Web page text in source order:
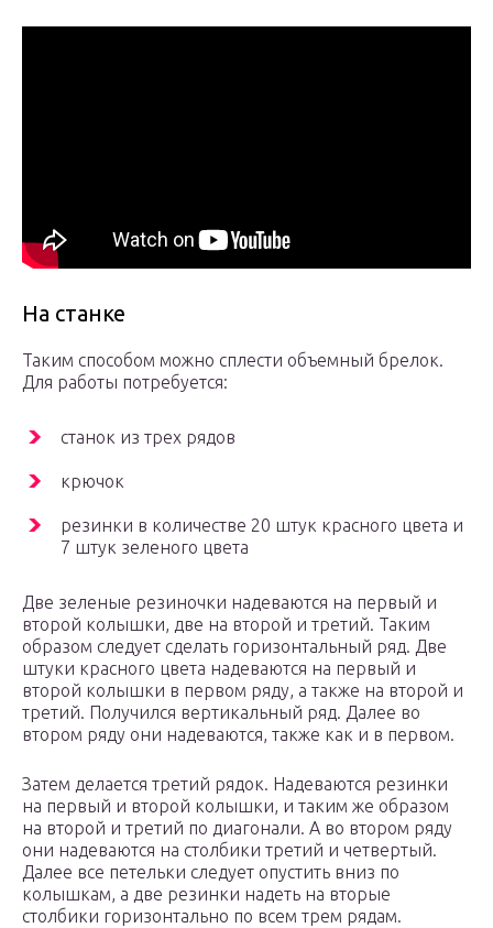
На станке
Таким способом можно сплести объемный брелок.
Для работы потребуется:
станок из трех рядов
крючок
резинки в количестве 20 штук красного цвета и
7 штук зеленого цвета
Две зеленые резиночки надеваются на первый и
второй колышки, две на второй и третий. Таким
образом следует сделать горизонтальный ряд. Две
штуки красного цвета надеваются на первый и
второй колышки в первом ряду, а также на второй и
третий. Получился вертикальный ряд. Далее во
втором ряду они надеваются, также как и в первом.
Затем делается третий рядок. Надеваются резинки
на первый и второй колышки, и таким же образом
на второй и третий по диагонали. А во втором ряду
они надеваются на столбики третий и четвертый.
Далее все петельки следует опустить вниз по
колышкам, а две резинки надеть на вторые
столбики горизонтально по всем трем рядам.